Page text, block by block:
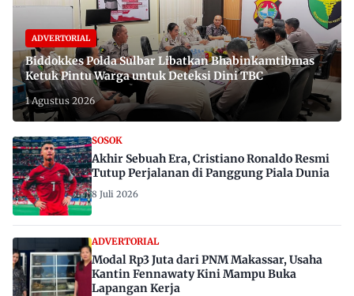
ADVERTORIAL
Biddokkes Polda Sulbar Libatkan Bhabinkamtibmas
Ketuk Pintu Warga untuk Deteksi Dini TBC
1 Agustus 2026
SOSOK
Akhir Sebuah Era, Cristiano Ronaldo Resmi
Tutup Perjalanan di Panggung Piala Dunia
8 Juli 2026
ADVERTORIAL
Modal Rp3 Juta dari PNM Makassar, Usaha
Kantin Fennawaty Kini Mampu Buka
Lapangan Kerja